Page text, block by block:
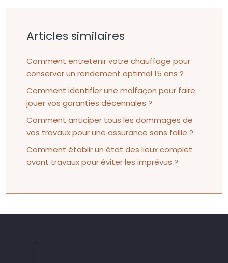
Articles similaires
Comment entretenir votre chauffage pour
conserver un rendement optimal 15 ans ?
Comment identifier une malfaçon pour faire
jouer vos garanties décennales ?
Comment anticiper tous les dommages de
vos travaux pour une assurance sans faille ?
Comment établir un état des lieux complet
avant travaux pour éviter les imprévus ?